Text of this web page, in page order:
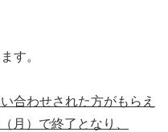
す。
合わせされた方がもらえ
月）で終了となり、